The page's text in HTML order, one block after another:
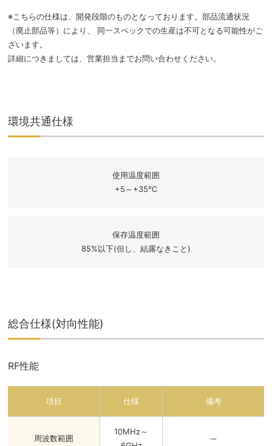
※こちらの仕様は、開発段階のものとなっております。部品流通状況
（廃止部品等）により、 同一スペックでの生産は不可となる可能性がご
ざいます。
詳細につきましては、営業担当までお問い合わせください。
環境共通仕様
使用温度範囲
+5～+35℃
保存温度範囲
85%以下(但し、結露なきこと)
総合仕様(対向性能)
RF性能
項目 仕様 備考
周波数範囲
10MHz～
─